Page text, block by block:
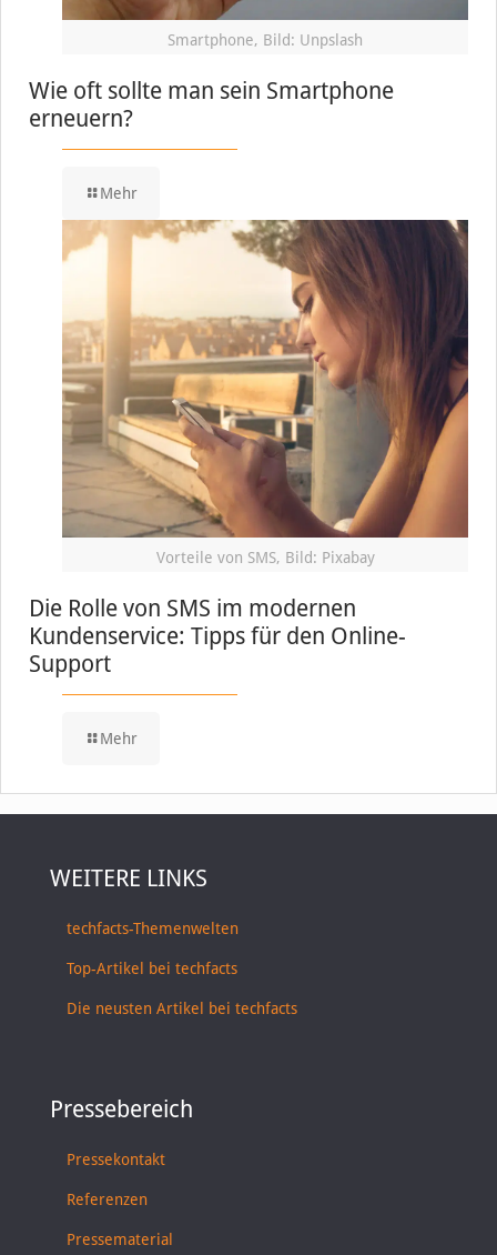
Smartphone, Bild: Unpslash
Wie oft sollte man sein Smartphone
erneuern?
Mehr
Vorteile von SMS, Bild: Pixabay
Die Rolle von SMS im modernen
Kundenservice: Tipps für den Online-
Support
Mehr
WEITERE LINKS
techfacts-Themenwelten
Top-Artikel bei techfacts
Die neusten Artikel bei techfacts
Pressebereich
Pressekontakt
Referenzen
Pressematerial